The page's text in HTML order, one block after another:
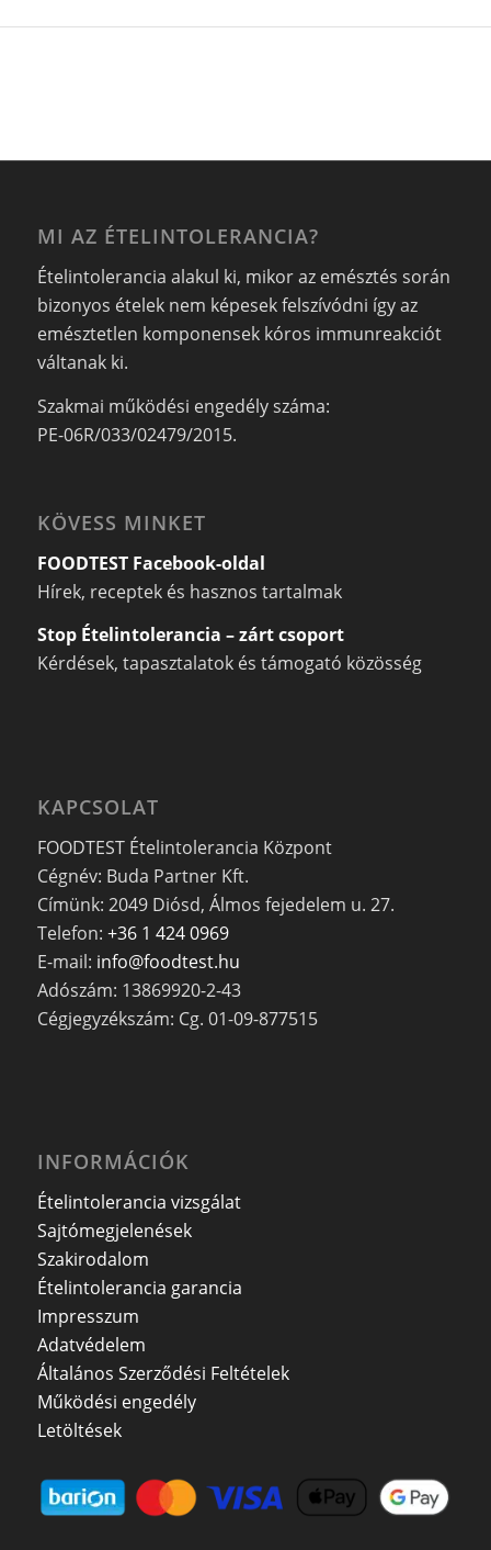
MI AZ ÉTELINTOLERANCIA?
Ételintolerancia alakul ki, mikor az emésztés során
bizonyos ételek nem képesek felszívódni így az
emésztetlen komponensek kóros immunreakciót
váltanak ki.
Szakmai működési engedély száma:
PE-06R/033/02479/2015.
KÖVESS MINKET
FOODTEST Facebook-oldal
Hírek, receptek és hasznos tartalmak
Stop Ételintolerancia – zárt csoport
Kérdések, tapasztalatok és támogató közösség
KAPCSOLAT
FOODTEST Ételintolerancia Központ
Cégnév: Buda Partner Kft.
Címünk: 2049 Diósd, Álmos fejedelem u. 27.
Telefon: +36 1 424 0969
E-mail: info@foodtest.hu
Adószám: 13869920-2-43
Cégjegyzékszám: Cg. 01-09-877515
INFORMÁCIÓK
Ételintolerancia vizsgálat
Sajtómegjelenések
Szakirodalom
Ételintolerancia garancia
Impresszum
Adatvédelem
Általános Szerződési Feltételek
Működési engedély
Letöltések